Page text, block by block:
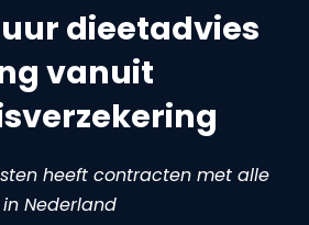
dieetadvies
vanuit
heeft contracten met alle
Nederland